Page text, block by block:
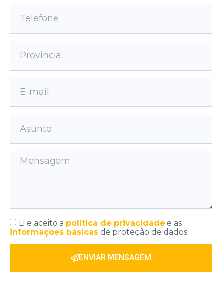
Li e aceito a política de privacidade e as
informações básicas de proteção de dados.
ENVIAR MENSAGEM